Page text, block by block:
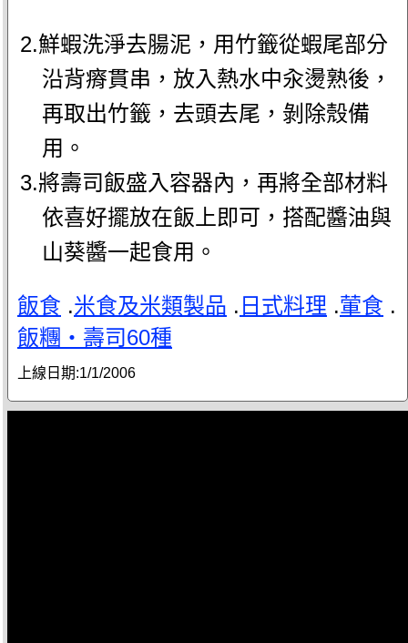
2.鮮蝦洗淨去腸泥，用竹籤從蝦尾部分
沿背瘠貫串，放入熱水中汆燙熟後，
再取出竹籤，去頭去尾，剝除殼備
用。
3.將壽司飯盛入容器內，再將全部材料
依喜好擺放在飯上即可，搭配醬油與
山葵醬一起食用。
飯食 .米食及米類製品 . 日式料理 .葷食 .
飯糰‧壽司60種
上線日期:1/1/2006